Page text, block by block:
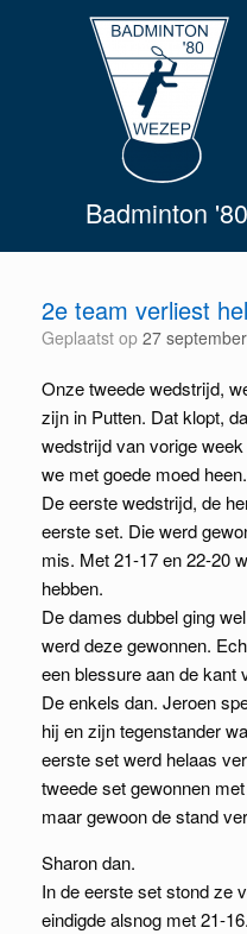
Badminton '80
2e team verliest
Geplaatst op 27
Onze tweede wedstrijd,
zijn in Putten. Dat klopt,
wedstrijd van vorige
we met goede moed heen.
De eerste wedstrijd, de
eerste set. Die werd
mis. Met 21-17 en 22-20
hebben.
De dames dubbel ging
werd deze gewonnen.
een blessure aan de kant
De enkels dan. Jeroen
hij en zijn tegenstander
eerste set werd helaas
tweede set gewonnen
maar gewoon de stand
Sharon dan.
In de eerste set stond ze
eindigde alsnog met 21-